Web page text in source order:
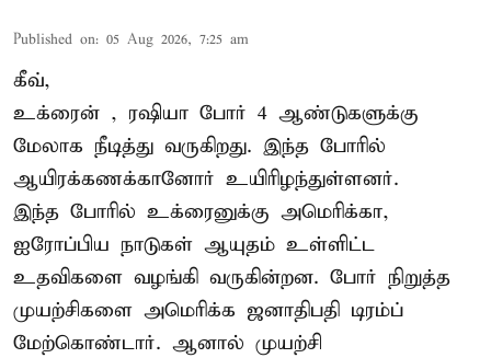
Published on: 05 Aug 2026, 7:25 am
கீவ்,
உக்ரைன் , ரஷியா போர் 4 ஆண்டுகளுக்கு
மேலாக நீடித்து வருகிறது. இந்த போரில்
ஆயிரக்கணக்கானோர் உயிரிழந்துள்ளனர்.
இந்த போரில் உக்ரைனுக்கு அமெரிக்கா,
ஐரோப்பிய நாடுகள் ஆயுதம் உள்ளிட்ட
உதவிகளை வழங்கி வருகின்றன. போர் நிறுத்த
முயற்சிகளை அமெரிக்க ஜனாதிபதி டிரம்ப்
மேற்கொண்டார். ஆனால் முயற்சி